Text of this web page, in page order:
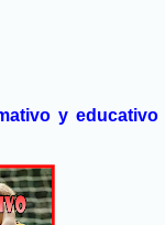
y educativo